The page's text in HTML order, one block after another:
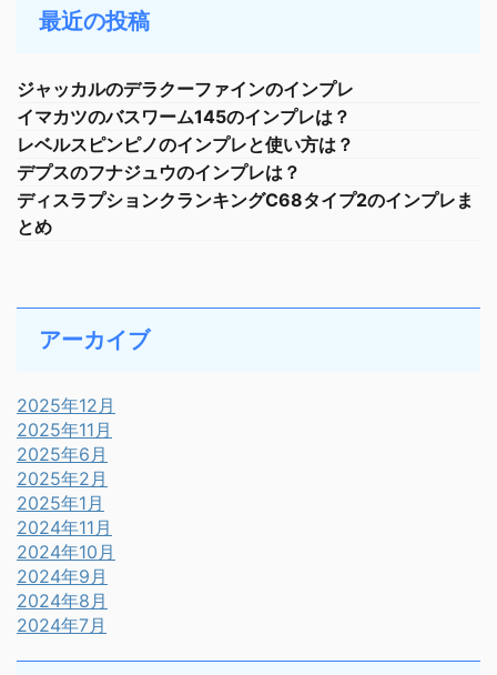
最近の投稿
ジャッカルのデラクーファインのインプレ
イマカツのバスワーム145のインプレは？
レベルスピンピノのインプレと使い方は？
デプスのフナジュウのインプレは？
ディスラプションクランキングC68タイプ2のインプレま
とめ
アーカイブ
2025年12月
2025年11月
2025年6月
2025年2月
2025年1月
2024年11月
2024年10月
2024年9月
2024年8月
2024年7月